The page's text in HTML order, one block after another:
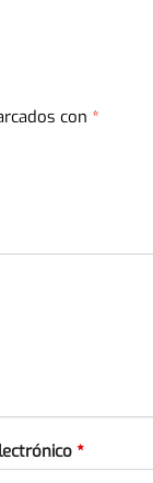
con *
*